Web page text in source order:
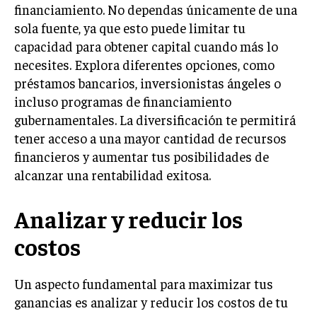
financiamiento. No dependas únicamente de una
sola fuente, ya que esto puede limitar tu
capacidad para obtener capital cuando más lo
necesites. Explora diferentes opciones, como
préstamos bancarios, inversionistas ángeles o
incluso programas de financiamiento
gubernamentales. La diversificación te permitirá
tener acceso a una mayor cantidad de recursos
financieros y aumentar tus posibilidades de
alcanzar una rentabilidad exitosa.
Analizar y reducir los
costos
Un aspecto fundamental para maximizar tus
ganancias es analizar y reducir los costos de tu